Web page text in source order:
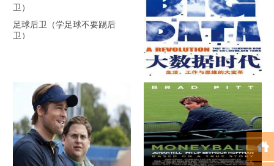
足球后卫（学足球不要踢后
卫）
《大数据时代》 PDF文档下载